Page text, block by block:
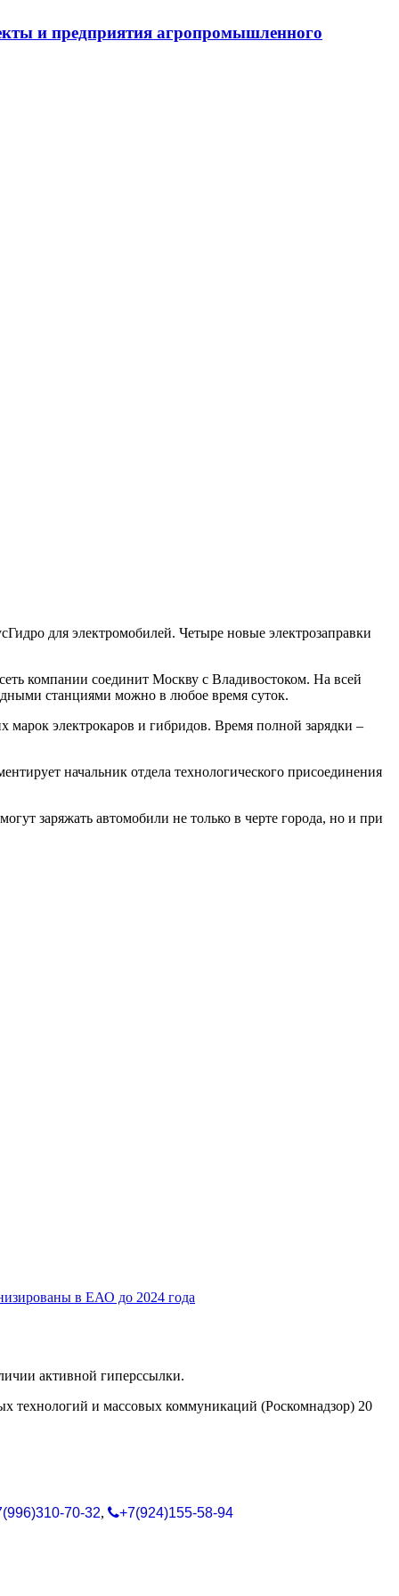
и предприятия агропромышленного
для электромобилей. Четыре новые электрозаправки
компании соединит Москву с Владивостоком. На всей
станциями можно в любое время суток.
электрокаров и гибридов. Время полной зарядки –
начальник отдела технологического присоединения
заряжать автомобили не только в черте города, но и при
в ЕАО до 2024 года
активной гиперссылки.
технологий и массовых коммуникаций (Роскомнадзор) 20
70-32, +7(924)155-58-94